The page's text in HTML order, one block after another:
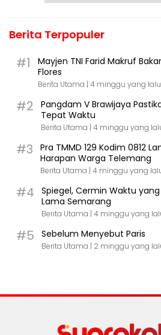
Berita Terpopuler
#1
Mayjen TNI Farid Makruf
Flores
Berita Utama | 4 minggu yang lalu
#2
Pangdam V Brawijaya
Tepat Waktu
Berita Utama | 4 minggu yang
#3
Pra TMMD 129 Kodim 0812
Harapan Warga Telemang
Berita Utama | 4 minggu yang
#4
Spiegel, Cermin Waktu
Lama Semarang
Berita Utama | 4 minggu yang
#5 Sebelum Menyebut Paris
Berita Utama | 2 minggu yang